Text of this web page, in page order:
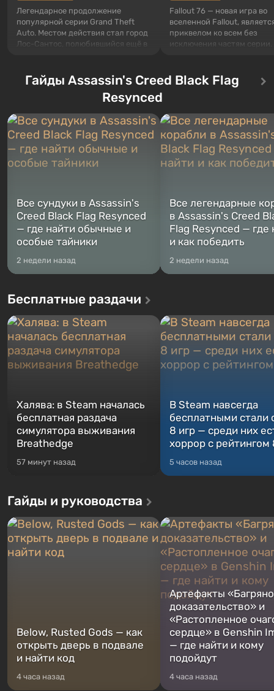
Легендарное продолжение
популярной серии Grand Theft
Auto. Местом действия стал город
Лос-Сантос, полюбившийся ещё в
сразу трех персонажей: Майкла,
Тревора и Франклина, между
Жанр и...
Fallout 76 — новая игра во
вселенной Fallout,
приквелом ко всем без
исключения частям серии.
Оно же, по задумке
Vault-Tec, должно
Место действия Fallout...
Гайды Assassin's Creed Black Flag
Resynced
Все сундуки в Assassin's
Creed Black Flag Resynced
— где найти обычные и
особые тайники
2 недели назад
Все легендарные
в Assassin's Creed
Flag Resynced — где
и как победить
2 недели назад
Бесплатные раздачи
Халява: в Steam началась
бесплатная раздача
симулятора выживания
Breathedge
57 минут назад
В Steam навсегда
бесплатными стали
8 игр — среди них
хоррор с рейтингом
5 часов назад
Гайды и руководства
Below, Rusted Gods — как
открыть дверь в подвале
и найти код
4 часа назад
Артефакты
доказательство» и
«Растопленное
сердце» в Genshin
— где найти и кому
подойдут
4 часа назад